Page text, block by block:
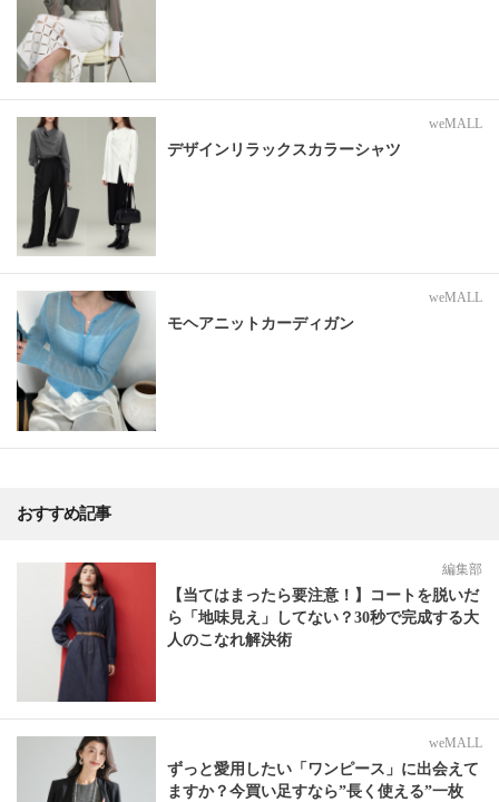
weMALL
デザインリラックスカラーシャツ
weMALL
モヘアニットカーディガン
おすすめ記事
編集部
【当てはまったら要注意！】コートを脱いだ
ら「地味見え」してない？30秒で完成する大
人のこなれ解決術
weMALL
ずっと愛用したい「ワンピース」に出会えて
ますか？今買い足すなら”長く使える”一枚